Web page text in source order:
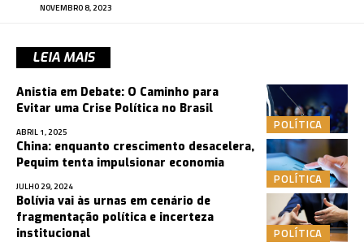
NOVEMBRO 8, 2023
LEIA MAIS
POLÍTICA
Anistia em Debate: O Caminho para
Evitar uma Crise Política no Brasil
ABRIL 1, 2025
POLÍTICA
China: enquanto crescimento desacelera,
Pequim tenta impulsionar economia
JULHO 29, 2024
POLÍTICA
Bolívia vai às urnas em cenário de
fragmentação política e incerteza
institucional